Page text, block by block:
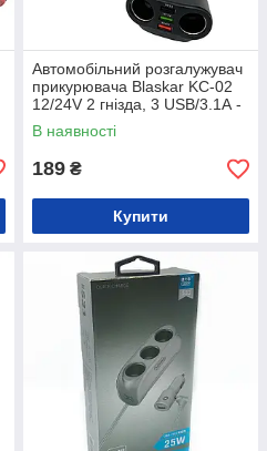
Автомобільний розгалужувач
прикурювача Blaskar KC-02
12/24V 2 гнізда, 3 USB/3.1А -
1A
В наявності
189 ₴
Купити